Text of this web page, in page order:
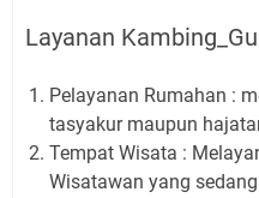
Layanan
Pelayanan Rumahan :
tasyakur maupun
Tempat Wisata :
Wisatawan yang